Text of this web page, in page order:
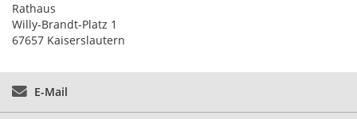
Rathaus
Willy-Brandt-Platz 1
67657 Kaiserslautern
E-Mail